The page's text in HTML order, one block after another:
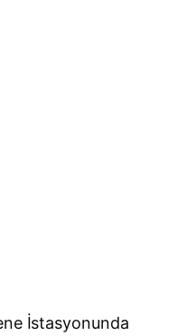
İstasyonunda